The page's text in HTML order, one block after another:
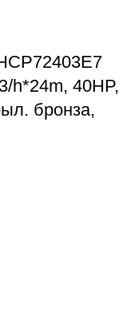
h*24m, 40HP,
бронза,